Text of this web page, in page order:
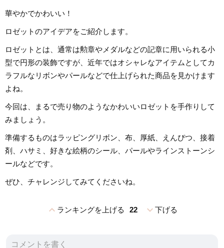
華やかでかわいい！
ロゼットのアイデアをご紹介します。
ロゼットとは、通常は勲章やメダルなどの記章に用いられる小
型で円形の装飾ですが、近年ではオシャレなアイテムとしてカ
ラフルなリボンやパールなどで仕上げられた商品を見かけます
よね。
今回は、まるで売り物のようなかわいいロゼットを手作りして
みましょう。
準備するものはラッピングリボン、布、厚紙、えんぴつ、接着
剤、ハサミ、好きな絵柄のシール、パールやラインストーンシ
ールなどです。
ぜひ、チャレンジしてみてくださいね。
expand_lessランキングを上げる 22 expand_more下げる